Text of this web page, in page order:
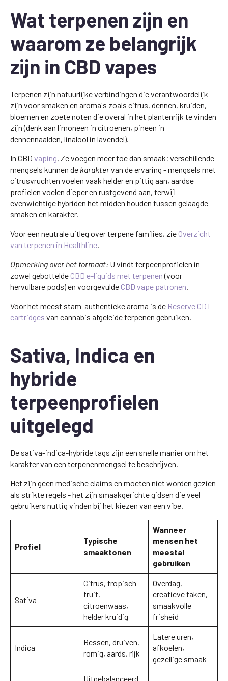
Wat terpenen zijn en
waarom ze belangrijk
zijn in CBD vapes
Terpenen zijn natuurlijke verbindingen die verantwoordelijk
zijn voor smaken en aroma's zoals citrus, dennen, kruiden,
bloemen en zoete noten die overal in het plantenrijk te vinden
zijn (denk aan limoneen in citroenen, pineen in
dennennaalden, linalool in lavendel).
In CBD vaping, Ze voegen meer toe dan smaak; verschillende
mengsels kunnen de karaktervan de ervaring - mengsels met
citrusvruchten voelen vaak helder en pittig aan, aardse
profielen voelen dieper en rustgevend aan, terwijl
evenwichtige hybriden het midden houden tussen gelaagde
smaken en karakter.
Voor een neutrale uitleg over terpene families, zie Overzicht
van terpenen in Healthline.
Opmerking over het formaat: U vindt terpeenprofielen in
zowel gebottelde CBD e-liquids met terpenen(voor
hervulbare pods) en voorgevulde CBD vape patronen.
Voor het meest stam-authentieke aroma is de Reserve CDT-
cartridges van cannabis afgeleide terpenen gebruiken.
Sativa, Indica en
hybride
terpeenprofielen
uitgelegd
De sativa-indica-hybride tags zijn een snelle manier om het
karakter van een terpenenmengsel te beschrijven.
Het zijn geen medische claims en moeten niet worden gezien
als strikte regels - het zijn smaakgerichte gidsen die veel
gebruikers nuttig vinden bij het kiezen van een vibe.
Profiel
Typische
smaaktonen
Wanneer
mensen het
meestal
gebruiken
Sativa
Citrus, tropisch
fruit,
citroenwaas,
helder kruidig
Overdag,
creatieve taken,
smaakvolle
frisheid
Indica
Bessen, druiven,
romig, aards, rijk
Latere uren,
afkoelen,
gezellige smaak
Uitgebalanceerd